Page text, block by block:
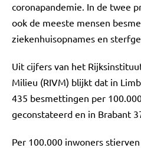
coronapandemie. In de twee
ook de meeste mensen
ziekenhuisopnames en
Uit cijfers van het
Milieu (RIVM) blijkt dat in
435 besmettingen per
geconstateerd en in Brabant
Per 100.000 inwoners